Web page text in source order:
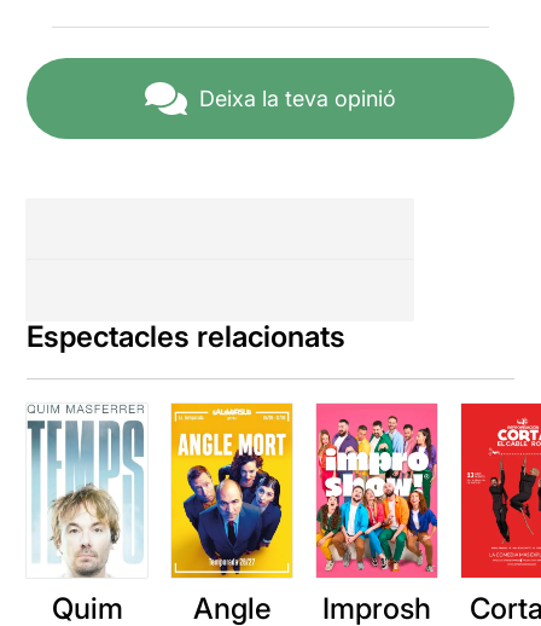
Deixa la teva opinió
Espectacles relacionats
Quim Angle Improsh